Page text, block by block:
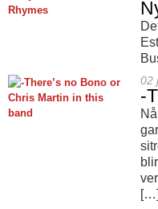
02
-
[…]